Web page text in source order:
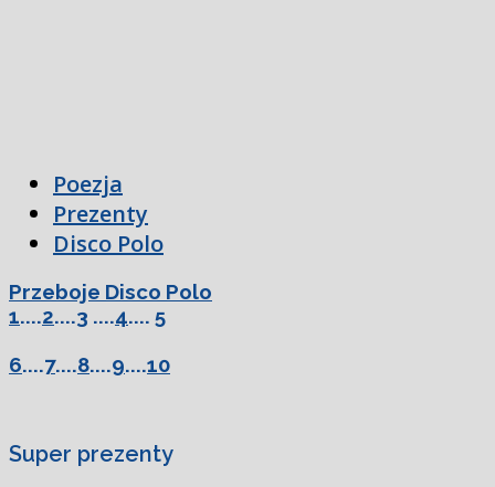
Poezja
Prezenty
Disco Polo
Przeboje Disco Polo
1....2....3 ....4.... 5
6....7....8....9....10
Super prezenty